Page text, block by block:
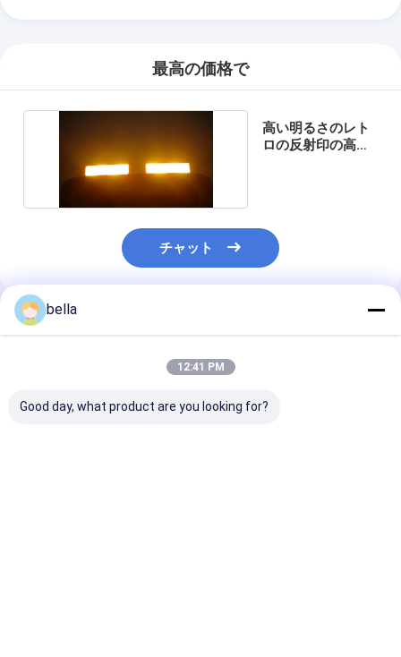
自転車の反射ステッカー
車の反射ステッカー
最高の価格で
高い明るさのレト
ロの反射印の高い
チャット
推薦されたプロダクト
bella
12:41 PM
Good day, what product are you looking for?